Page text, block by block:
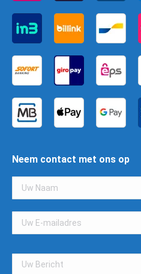
Neem contact met ons op
Gelieve
dit